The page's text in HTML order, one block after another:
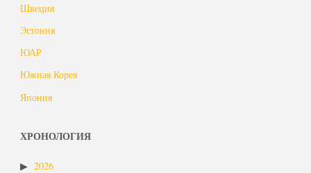
Швеция
Эстония
ЮАР
Южная Корея
Япония
ХРОНОЛОГИЯ
2026